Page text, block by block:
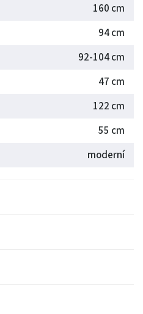
160 cm
94 cm
92-104 cm
47 cm
122 cm
55 cm
moderní